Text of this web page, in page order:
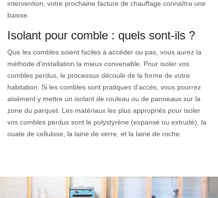
intervention, votre prochaine facture de chauffage connaîtra une
baisse.
Isolant pour comble : quels sont-ils ?
Que les combles soient faciles à accéder ou pas, vous aurez la
méthode d'installation la mieux convenable. Pour isoler vos
combles perdus, le processus découle de la forme de votre
habitation. Si les combles sont pratiques d'accès, vous pourrez
aisément y mettre un isolant de rouleau ou de panneaux sur la
zone du parquet. Les matériaux les plus appropriés pour isoler
vos combles perdus sont le polystyrène (expansé ou extrudé), la
ouate de cellulose, la laine de verre, et la laine de roche.